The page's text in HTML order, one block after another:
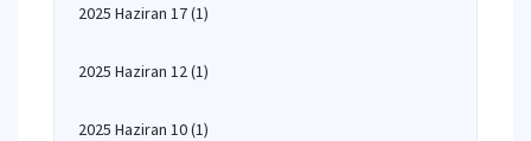
2025 Haziran 17(1)
2025 Haziran 12(1)
2025 Haziran 10(1)